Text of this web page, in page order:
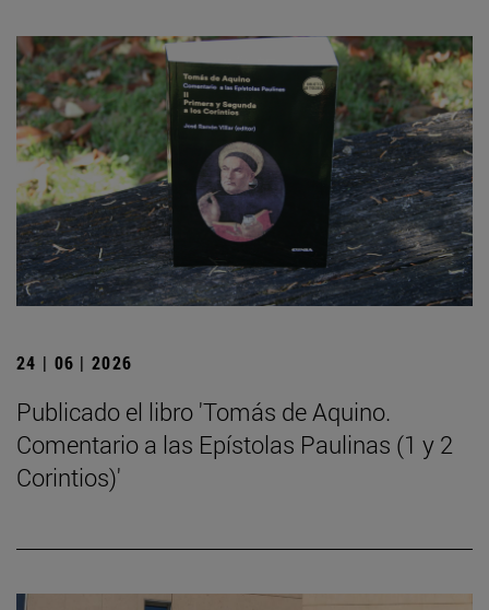
24 | 06 | 2026
Publicado el libro 'Tomás de Aquino.
Comentario a las Epístolas Paulinas (1 y 2
Corintios)'